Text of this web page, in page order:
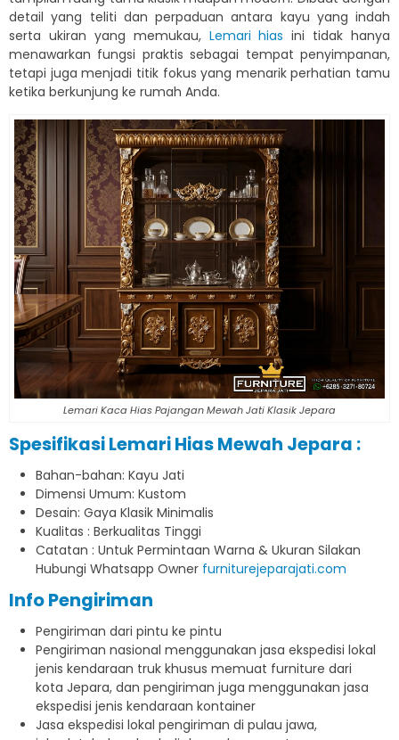
detail yang teliti dan perpaduan antara kayu yang indah
serta ukiran yang memukau, Lemari hias ini tidak hanya
menawarkan fungsi praktis sebagai tempat penyimpanan,
tetapi juga menjadi titik fokus yang menarik perhatian tamu
ketika berkunjung ke rumah Anda.
Lemari Kaca Hias Pajangan Mewah Jati Klasik Jepara
Spesifikasi Lemari Hias Mewah Jepara :
Bahan-bahan: Kayu Jati
Dimensi Umum: Kustom
Desain: Gaya Klasik Minimalis
Kualitas : Berkualitas Tinggi
Catatan : Untuk Permintaan Warna & Ukuran Silakan
Hubungi Whatsapp Owner furniturejeparajati.com
Info Pengiriman
Pengiriman dari pintu ke pintu
Pengiriman nasional menggunakan jasa ekspedisi lokal
jenis kendaraan truk khusus memuat furniture dari
kota Jepara, dan pengiriman juga menggunakan jasa
ekspedisi jenis kendaraan kontainer
Jasa ekspedisi lokal pengiriman di pulau jawa,